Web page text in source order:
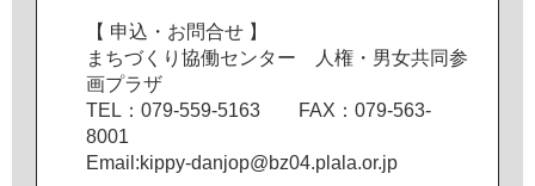
【 申込 ・ お問合せ 】
ま ちづく り 協働センター 人 権 ・ 男女共同参
画プラザ
TE L ： 079-559-5163 FAX ： 079-563-
8001
Emai :kippy-danjop@bz04.p a a.or.jp